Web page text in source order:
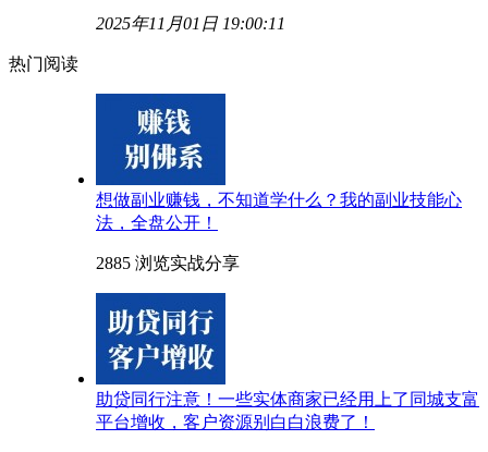
2025年11月01日 19:00:11
热门阅读
想做副业赚钱，不知道学什么？我的副业技能心
法，全盘公开！
2885 浏览实战分享
助贷同行注意！一些实体商家已经用上了同城支富
平台增收，客户资源别白白浪费了！